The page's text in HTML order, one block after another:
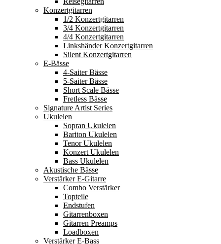
Konzertgitarren
1/2 Konzertgitarren
3/4 Konzertgitarren
4/4 Konzertgitarren
Linkshänder Konzertgitarren
Silent Konzertgitarren
E-Bässe
4-Saiter Bässe
5-Saiter Bässe
Short Scale Bässe
Fretless Bässe
Signature Artist Series
Ukulelen
Sopran Ukulelen
Bariton Ukulelen
Tenor Ukulelen
Konzert Ukulelen
Bass Ukulelen
Akustische Bässe
Verstärker E-Gitarre
Combo Verstärker
Topteile
Endstufen
Gitarrenboxen
Gitarren Preamps
Loadboxen
Verstärker E-Bass